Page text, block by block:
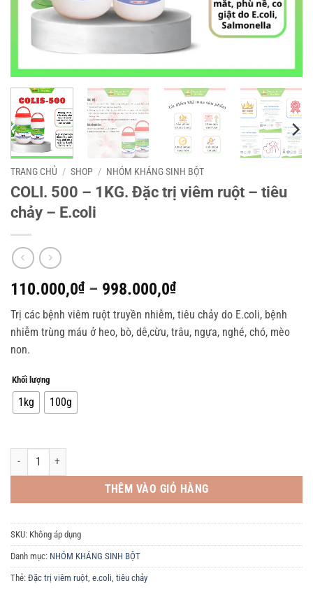
TRANG CHỦ / SHOP / NHÓM KHÁNG SINH BỘT
COLI. 500 – 1KG. Đặc trị viêm ruột – tiêu
chảy – E.coli
110.000,0₫ – 998.000,0₫Khoảng
giá:
từ
110.000,0₫
Trị các bệnh viêm ruột truyền nhiễm, tiêu chảy do E.coli, bệnh
nhiễm trùng máu ở heo, bò, dê,cừu, trâu, ngựa, nghé, chó, mèo
non.
Khối lượng
1kg 100g
COLI. 500 - 1KG. Đặc trị viêm ruột - tiêu chảy - E.coli số lượng
THÊM VÀO GIỎ HÀNG
SKU: Không áp dụng
Danh mục: NHÓM KHÁNG SINH BỘT
Thẻ: Đặc trị viêm ruột e.coli tiêu chảy